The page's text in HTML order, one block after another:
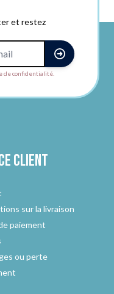
et restez
de confidentialité.
client
sur la livraison
paiement
ou perte